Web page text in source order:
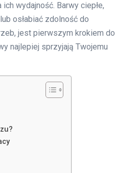
wydajność. Barwy ciepłe,
osłabiać zdolność do
jest pierwszym krokiem do
najlepiej sprzyjają Twojemu